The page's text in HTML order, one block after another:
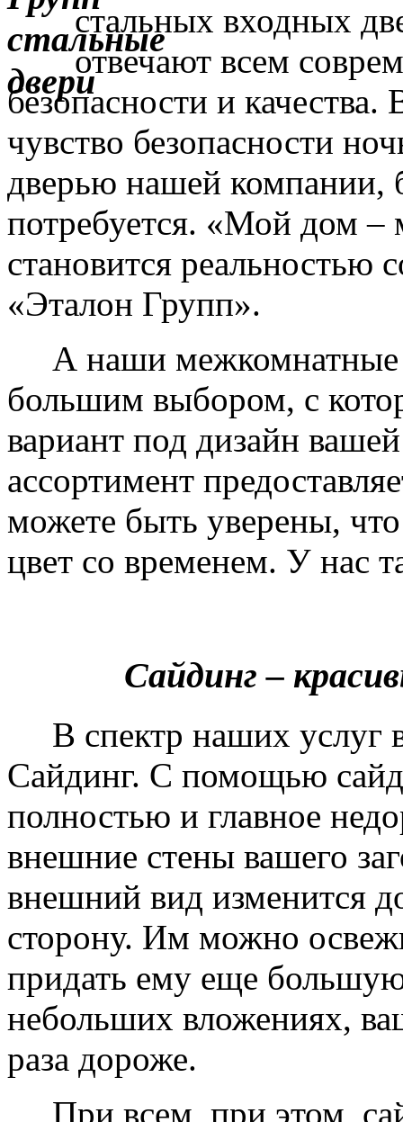
стальных входных
отвечают всем
безопасности и
чувство безопасности
дверью нашей компании,
потребуется. «Мой дом –
становится реальностью
«Эталон Групп».
А наши межкомнатные
большим выбором, с
вариант под дизайн
ассортимент
можете быть уверены,
цвет со временем. У нас
Сайдинг –
В спектр наших услуг
Сайдинг. С помощью
полностью и главное
внешние стены вашего
внешний вид изменится
сторону. Им можно
придать ему еще
небольших вложениях,
раза дороже.
При всем, при этом,